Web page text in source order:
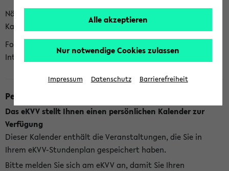
Näheres zu Vorteilen und Funktionsweise der
Kalenderintegration können Sie auf unserer
Folgende Kalender bietet Ihnen das eKVV derzeit zur
Integration an:
Persönlicher Kalender
Das eKVV stellt Ihnen einen persönlichen Kalender zur
Verfügung
Dieser Kalender enthält die Veranstaltungen, die Sie in
Ihrem eKVV-Stundenplan gespeichert haben.
Bitte melden Sie sich am eKVV an, damit Sie Ihren
Alle akzeptieren
Nur notwendige Cookies zulassen
Impressum Datenschutz Barrierefreiheit